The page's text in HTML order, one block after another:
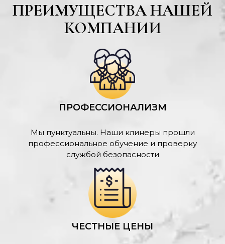
ПРЕИМУЩЕСТВА НАШЕЙ
КОМПАНИИ
ПРОФЕССИОНАЛИЗМ
Мы пунктуальны. Наши клинеры прошли
профессиональное обучение и проверку
службой безопасности
ЧЕСТНЫЕ ЦЕНЫ